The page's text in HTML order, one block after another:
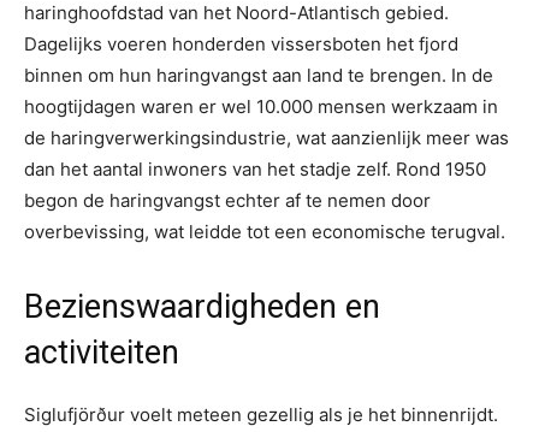
haringhoofdstad van het Noord-Atlantisch gebied.
Dagelijks voeren honderden vissersboten het fjord
binnen om hun haringvangst aan land te brengen. In de
hoogtijdagen waren er wel 10.000 mensen werkzaam in
de haringverwerkingsindustrie, wat aanzienlijk meer was
dan het aantal inwoners van het stadje zelf. Rond 1950
begon de haringvangst echter af te nemen door
overbevissing, wat leidde tot een economische terugval.
Bezienswaardigheden en
activiteiten
Siglufjörður voelt meteen gezellig als je het binnenrijdt.